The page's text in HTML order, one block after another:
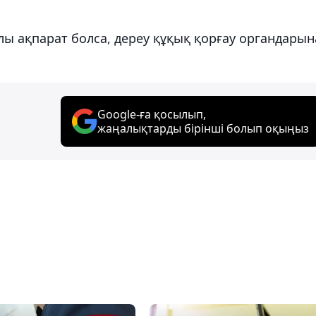
ақпарат болса, дереу құқық қорғау
Google-ға қосылып,
жаңалықтарды бірінші болып оқыңыз